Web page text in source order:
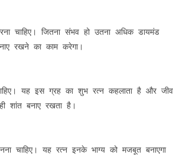
चाहिए। जितना संभव हो उतना अधिक डायमंड
रखने का काम करेगा।
यह इस ग्रह का शुभ रत्न कहलाता है और
शांत बनाए रखता है।
चाहिए। यह रत्न इनके भाग्य को मजबूत बनाएगा